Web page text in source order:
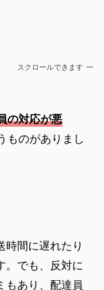
スクロールできます
の対応が悪
ものがありまし
時間に遅れたり
。でも、反対に
もあり、配達員